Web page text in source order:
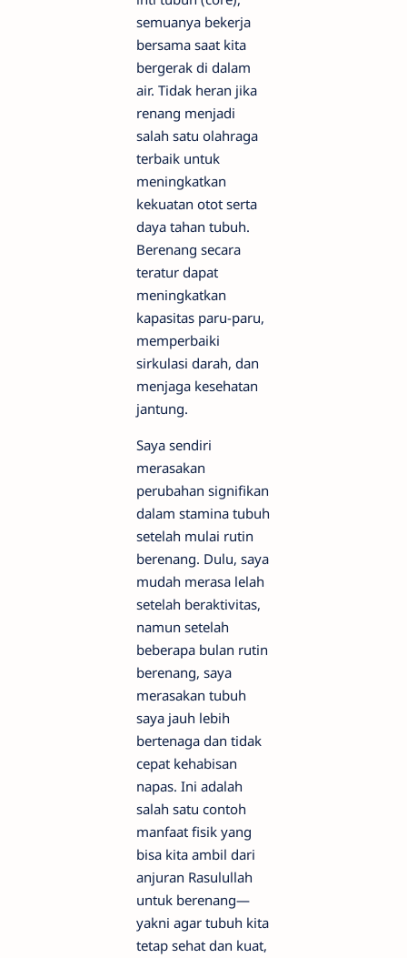
semuanya bekerja
bersama saat kita
bergerak di dalam
air. Tidak heran jika
renang menjadi
salah satu olahraga
terbaik untuk
meningkatkan
kekuatan otot serta
daya tahan tubuh.
Berenang secara
teratur dapat
meningkatkan
kapasitas paru-paru,
memperbaiki
sirkulasi darah, dan
menjaga kesehatan
jantung.
Saya sendiri
merasakan
perubahan signifikan
dalam stamina tubuh
setelah mulai rutin
berenang. Dulu, saya
mudah merasa lelah
setelah beraktivitas,
namun setelah
beberapa bulan rutin
berenang, saya
merasakan tubuh
saya jauh lebih
bertenaga dan tidak
cepat kehabisan
napas. Ini adalah
salah satu contoh
manfaat fisik yang
bisa kita ambil dari
anjuran Rasulullah
untuk berenang—
yakni agar tubuh kita
tetap sehat dan kuat,